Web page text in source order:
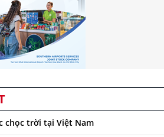
chọc trời tại Việt Nam